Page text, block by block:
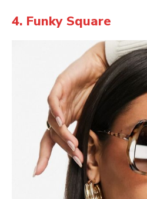
4. Funky Square